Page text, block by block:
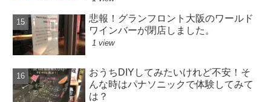
悲報！グランフロント大阪のワールド
ワインバーが閉店しました。
1 view
おうちDIYしてみたいけれど不安！そ
んな時はパナソニックで体験してみて
は？